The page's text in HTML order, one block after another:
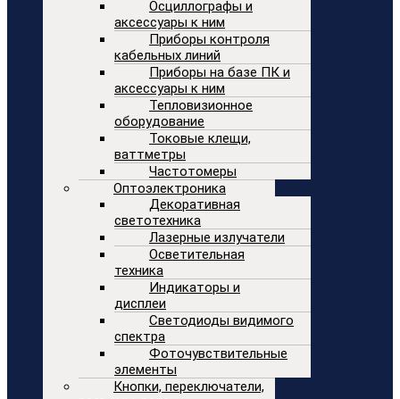
Осциллографы и
аксессуары к ним
Приборы контроля
кабельных линий
Приборы на базе ПК и
аксессуары к ним
Тепловизионное
оборудование
Токовые клещи,
ваттметры
Частотомеры
Оптоэлектроника
Декоративная
светотехника
Лазерные излучатели
Осветительная
техника
Индикаторы и
дисплеи
Светодиоды видимого
спектра
Фоточувствительные
элементы
Кнопки, переключатели,